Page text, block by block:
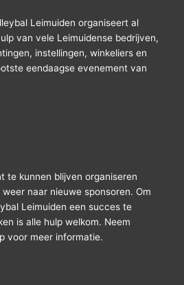
Leimuiden organiseert al
van vele Leimuidense bedrijven,
instellingen, winkeliers en
eendaagse evenement van
te kunnen blijven organiseren
naar nieuwe sponsoren. Om
Leimuiden een succes te
is alle hulp welkom. Neem
voor meer informatie.